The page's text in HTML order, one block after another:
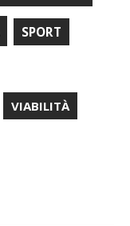
SPORT
VIABILITÀ